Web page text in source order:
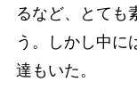
るなど、とても
う。しかし中に
達もいた。